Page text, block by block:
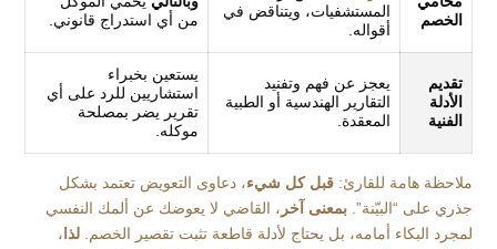
الخصم
المستشفيات، ويتناقض في
أقواله.
من أي استدراج قانوني.
تقديم
الأدلة
الفنية
يعجز عن فهم وتفنيد
التقارير الهندسية أو الطبية
المعقدة.
يستعين بخبراء
استشاريين للرد على أي
تقرير يضر بمصلحة
موكله.
ملاحظة هامة للقارئ: قبل كل شيء، دعاوى التعويض تعتمد بشكل
جذري على “البيّنة”. بمعنى آخر ، القاضي لا يعوضك عن ألمك النفسي
لمجرد البكاء أمامه، بل يحتاج لأدلة قاطعة تثبت تقصير الخصم. لذا ،